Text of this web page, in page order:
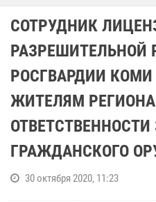
СОТРУДНИК
РАЗРЕШИТЕЛЬНОЙ
РОСГВАРДИИ
ЖИТЕЛЯМ
ОТВЕТСТВЕННОСТИ
ГРАЖДАНСКОГО
30 октября 2020, 11:23